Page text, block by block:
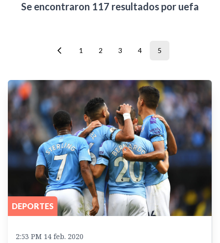
Se encontraron 117 resultados por uefa
1 2 3 4 5
DEPORTES
2:53 PM 14 feb. 2020